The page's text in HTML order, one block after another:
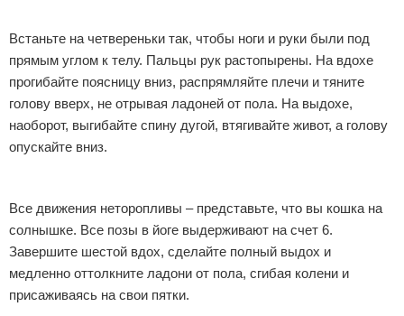
Встаньте на четвереньки так, чтобы ноги и руки были под
прямым углом к телу. Пальцы рук растопырены. На вдохе
прогибайте поясницу вниз, распрямляйте плечи и тяните
голову вверх, не отрывая ладоней от пола. На выдохе,
наоборот, выгибайте спину дугой, втягивайте живот, а голову
опускайте вниз.
Все движения неторопливы – представьте, что вы кошка на
солнышке. Все позы в йоге выдерживают на счет 6.
Завершите шестой вдох, сделайте полный выдох и
медленно оттолкните ладони от пола, сгибая колени и
присаживаясь на свои пятки.